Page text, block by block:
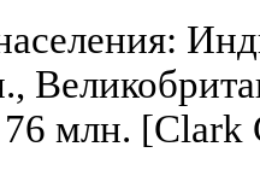
млн. [Clark